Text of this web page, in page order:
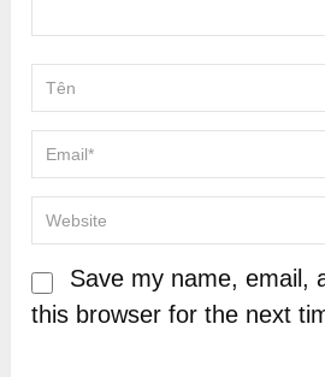
Save my name, email,
this browser for the next